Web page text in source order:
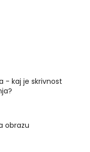
- kaj je skrivnost
obrazu